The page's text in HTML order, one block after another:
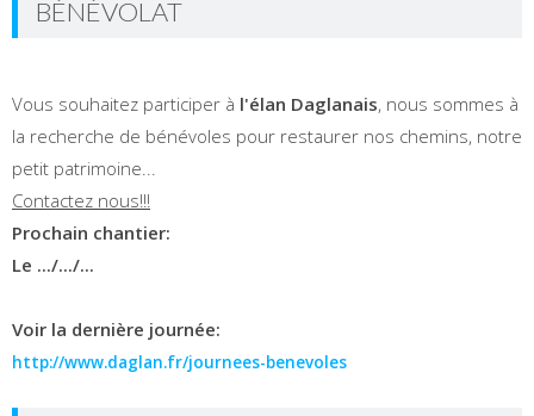
BÉNÉVOLAT
Vous souhaitez participer à l'élan Daglanais, nous sommes à
la recherche de bénévoles pour restaurer nos chemins, notre
petit patrimoine...
Contactez nous!!!
Prochain chantier:
Le .../.../...
Voir la dernière journée:
http://www.daglan.fr/journees-benevoles